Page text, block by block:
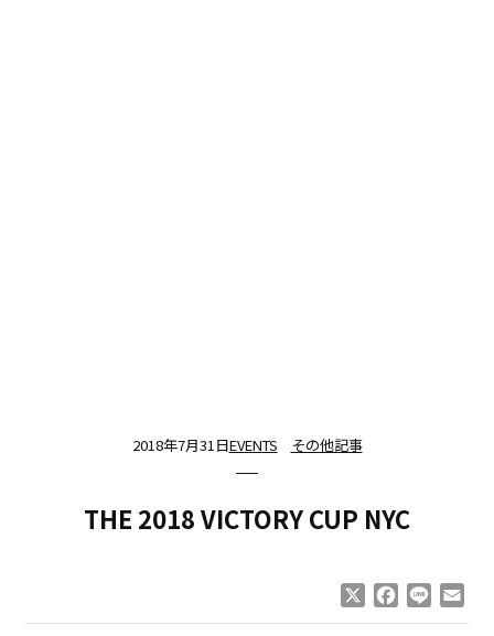
2018年7月31日EVENTS その他記事
THE 2018 VICTORY CUP NYC
Facebook
Line